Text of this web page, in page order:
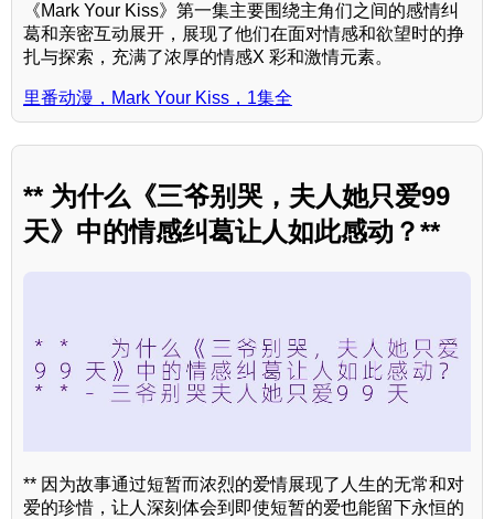
《Mark Your Kiss》第一集主要围绕主角们之间的感情纠
葛和亲密互动展开，展现了他们在面对情感和欲望时的挣
扎与探索，充满了浓厚的情感X 彩和激情元素。
里番动漫，Mark Your Kiss，1集全
** 为什么《三爷别哭，夫人她只爱99
天》中的情感纠葛让人如此感动？**
** 因为故事通过短暂而浓烈的爱情展现了人生的无常和对
爱的珍惜，让人深刻体会到即使短暂的爱也能留下永恒的